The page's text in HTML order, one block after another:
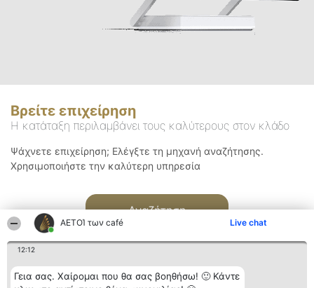
ΑΕΤΟΊ των café Live chat
12:12
Γεια σας. Χαίρομαι που θα σας βοηθήσω! 🙂 Κάντε
Βρείτε επιχείρηση
Η κατάταξη περιλαμβάνει τους καλύτερους στον κλάδο
Ψάχνετε επιχείρηση; Ελέγξτε τη μηχανή αναζήτησης.
Χρησιμοποιήστε την καλύτερη υπηρεσία
Αναζήτηση